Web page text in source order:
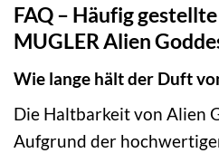
FAQ – Häufig
MUGLER Alien
Wie lange hält der Duft
Die Haltbarkeit von Alien
Aufgrund der